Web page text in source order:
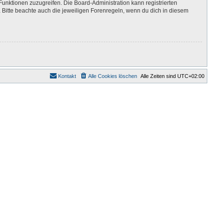
zuzugreifen. Die Board-Administration kann registrierten
beachte auch die jeweiligen Forenregeln, wenn du dich in diesem
Alle Zeiten sind UTC+02:00
Alle Cookies löschen
Kontakt